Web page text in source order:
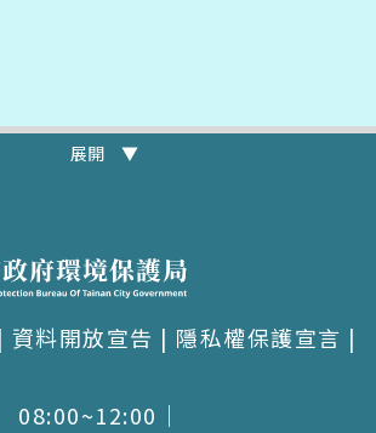
展開 ▼
| 資料開放宣告 | 隱私權保護宣言 |
08:00~12:00｜